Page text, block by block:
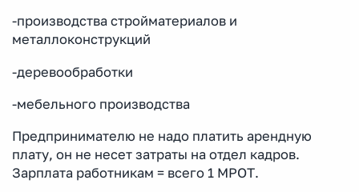
-производства стройматериалов и
металлоконструкций
-деревообработки
-мебельного производства
Предпринимателю не надо платить арендную
плату, он не несет затраты на отдел кадров.
Зарплата работникам = всего 1 МРОТ.